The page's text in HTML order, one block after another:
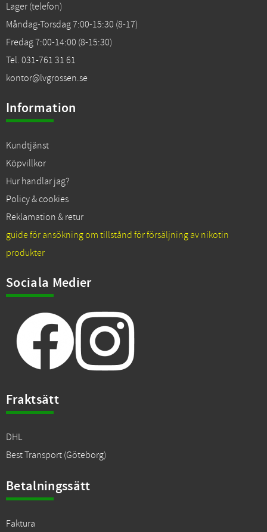
Lager (telefon)
Måndag-Torsdag 7:00-15:30 (8-17)
Fredag 7:00-14:00 (8-15:30)
Tel. 031-761 31 61
kontor@lvgrossen.se
Information
Kundtjänst
Köpvillkor
Hur handlar jag?
Policy & cookies
Reklamation & retur
guide för ansökning om tillstånd för försäljning av nikotin
produkter
Sociala Medier
Fraktsätt
DHL
Best Transport (Göteborg)
Betalningssätt
Faktura